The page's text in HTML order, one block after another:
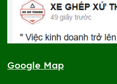
Google Map